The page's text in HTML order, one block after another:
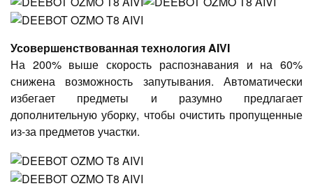
Усовершенствованная технология AIVI
На 200% выше скорость распознавания и на 60%
снижена возможность запутывания. Автоматически
избегает предметы и разумно предлагает
дополнительную уборку, чтобы очистить пропущенные
из-за предметов участки.